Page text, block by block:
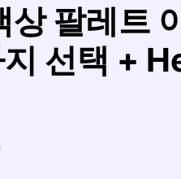
상 팔레트
선택 +